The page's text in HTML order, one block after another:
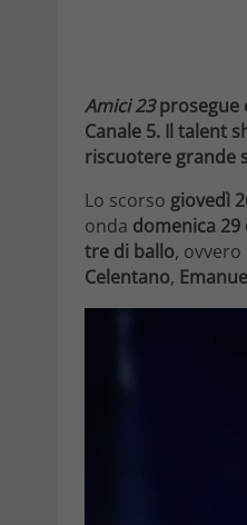
Amici 23prosegue
Canale 5. Il talent
riscuotere grande
Lo scorso giovedì
onda domenica
tre di ballo, ovvero
Celentano,